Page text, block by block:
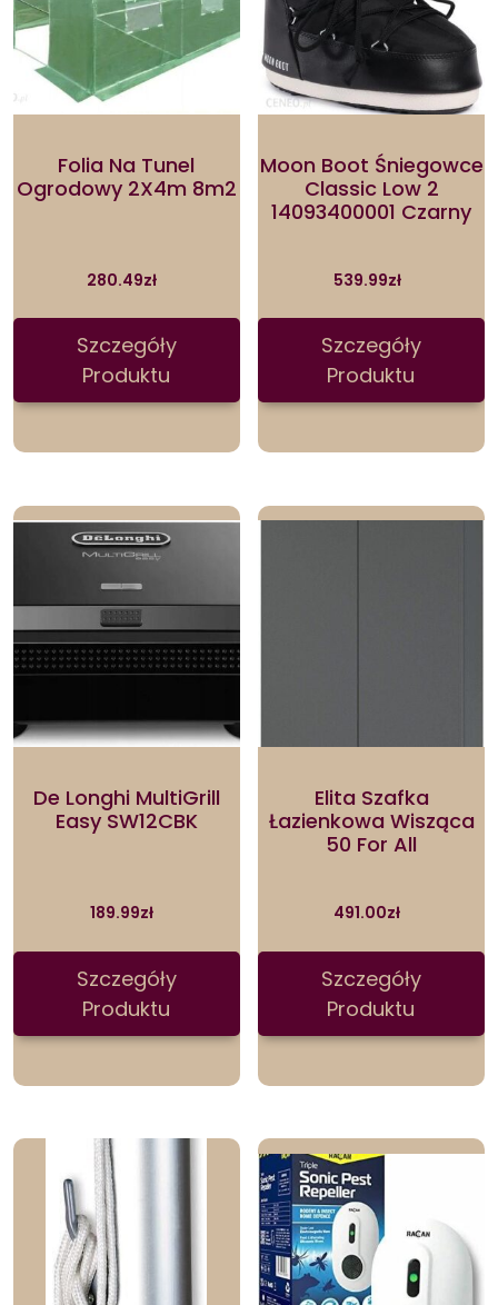
Folia Na Tunel
Ogrodowy 2X4m 8m2
280.49zł
Szczegóły
Produktu
Moon Boot Śniegowce
Classic Low 2
14093400001 Czarny
539.99zł
Szczegóły
Produktu
De Longhi MultiGrill
Easy SW12CBK
189.99zł
Szczegóły
Produktu
Elita Szafka
Łazienkowa Wisząca
50 For All
491.00zł
Szczegóły
Produktu